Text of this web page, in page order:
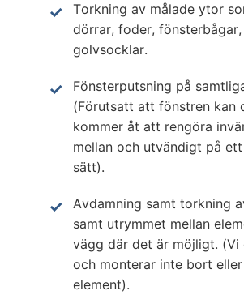
Torkning av målade ytor
dörrar, foder, fönsterbågar,
golvsocklar.
Fönsterputsning på
(Förutsatt att fönstren kan
kommer åt att rengöra
mellan och utvändigt på
sätt).
Avdamning samt torkning
samt utrymmet mellan
vägg där det är möjligt. (Vi
och monterar inte bort
element).